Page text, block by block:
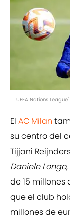
UEFA Nations
El AC Milan
su centro del
Tijjani
Daniele Longo
de 15
que el club
millones de